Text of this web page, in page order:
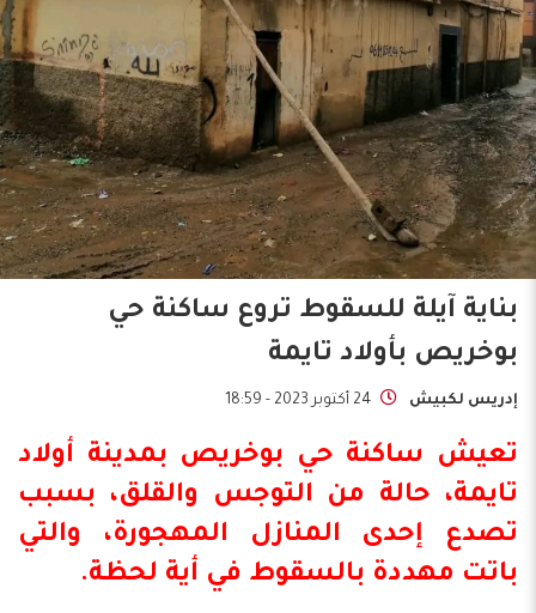
بناية آيلة للسقوط تروع ساكنة حي
بوخريص بأولاد تايمة
إدريس لكبيش 24 أكتوبر 2023 - 18:59
تعيش ساكنة حي بوخريص بمدينة أولاد
تايمة، حالة من التوجس والقلق، بسبب
تصدع إحدى المنازل المهجورة، والتي
باتت مهددة بالسقوط في أية لحظة.